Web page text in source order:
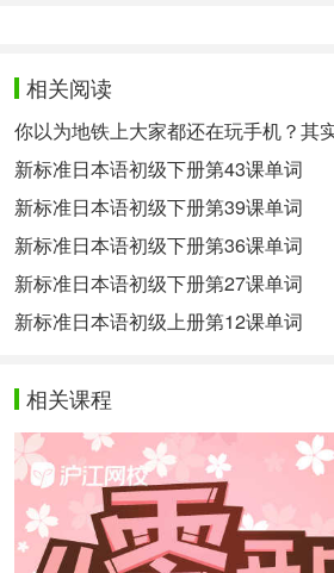
相关阅读
你以为地铁上大家都还在玩手机？其
新标准日本语初级下册第43课单词
新标准日本语初级下册第39课单词
新标准日本语初级下册第36课单词
新标准日本语初级下册第27课单词
新标准日本语初级上册第12课单词
相关课程